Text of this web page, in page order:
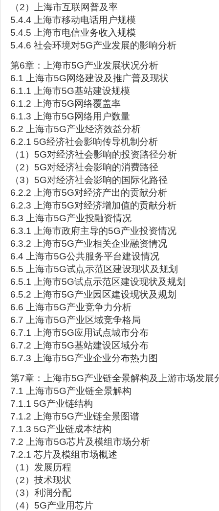
（2）上海市互联网普及率
5.4.4 上海市移动电话用户规模
5.4.5 上海市电信业务收入规模
5.4.6 社会环境对5G产业发展的影响分析
第6章：上海市5G产业发展状况分析
6.1 上海市5G网络建设及推广普及现状
6.1.1 上海市5G基站建设规模
6.1.2 上海市5G网络覆盖率
6.1.3 上海市5G网络用户数量
6.2 上海市5G产业经济效益分析
6.2.1 5G经济社会影响传导机制分析
（1）5G对经济社会影响的投资路径分析
（2）5G对经济社会影响的消费路径
（3）5G对经济社会影响的国际化路径
6.2.2 上海市5G对经济产出的贡献分析
6.2.3 上海市5G对经济增加值的贡献分析
6.3 上海市5G产业投融资情况
6.3.1 上海市政府主导的5G产业投资情况
6.3.2 上海市5G产业相关企业融资情况
6.4 上海市5G公共服务平台建设情况
6.5 上海市5G试点示范区建设现状及规划
6.5.1 上海市5G试点示范区建设现状及规划
6.5.2 上海市5G产业园区建设现状及规划
6.6 上海市5G产业竞争力分析
6.7 上海市5G产业区域竞争格局
6.7.1 上海市5G应用试点城市分布
6.7.2 上海市5G基站建设区域分布
6.7.3 上海市5G产业企业分布热力图
第7章：上海市5G产业链全景解构及上游市场发展
7.1 上海市5G产业链全景解构
7.1.1 5G产业链结构
7.1.2 上海市5G产业链全景图谱
7.1.3 5G产业链成本结构
7.2 上海市5G芯片及模组市场分析
7.2.1 芯片及模组市场概述
（1）发展历程
（2）技术现状
（3）利润分配
（4）5G产业用芯片